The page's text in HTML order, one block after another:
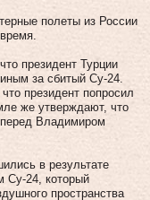
полеты из России
президент Турции
за сбитый Су-24.
президент попросил
же утверждают, что
Владимиром
в результате
Су-24, который
пространства